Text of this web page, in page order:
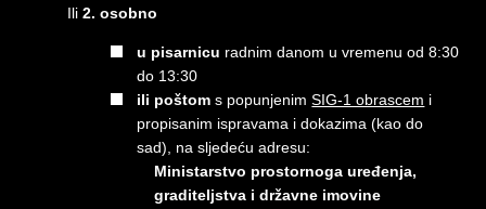
Ili2. osobno
u pisarnicu radnim danom u vremenu od 8:30
do 13:30
ili poštom s popunjenimSIG-1 obrascem i
propisanim ispravama i dokazima (kao do
sad), na sljedeću adresu:​
Ministarstvo prostornoga uređenja,
graditeljstva i državne imovine